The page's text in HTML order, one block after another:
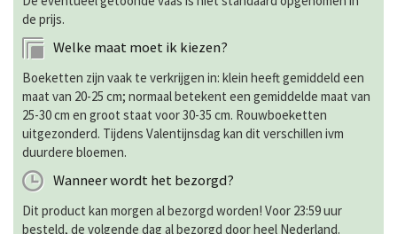
de prijs.
Welke maat moet ik kiezen?
Boeketten zijn vaak te verkrijgen in: klein heeft gemiddeld een
maat van 20-25 cm; normaal betekent een gemiddelde maat van
25-30 cm en groot staat voor 30-35 cm. Rouwboeketten
uitgezonderd. Tijdens Valentijnsdag kan dit verschillen ivm
duurdere bloemen.
Wanneer wordt het bezorgd?
Dit product kan morgen al bezorgd worden! Voor 23:59 uur
besteld, de volgende dag al bezorgd door heel Nederland.